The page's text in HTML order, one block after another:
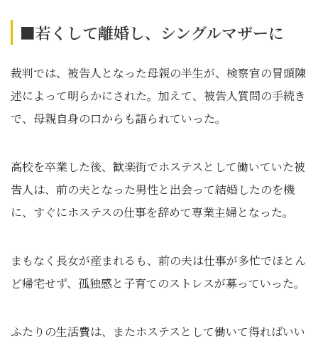
■若くして離婚し、シングルマザーに
裁判では、被告人となった母親の半生が、検察官の冒頭陳
述によって明らかにされた。加えて、被告人質問の手続き
で、母親自身の口からも語られていった。
高校を卒業した後、歓楽街でホステスとして働いていた被
告人は、前の夫となった男性と出会って結婚したのを機
に、すぐにホステスの仕事を辞めて専業主婦となった。
まもなく長女が産まれるも、前の夫は仕事が多忙でほとん
ど帰宅せず、孤独感と子育てのストレスが募っていった。
ふたりの生活費は、またホステスとして働いて得ればいい